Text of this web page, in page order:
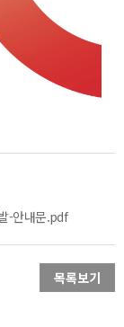
-안내문.pdf
목록보기